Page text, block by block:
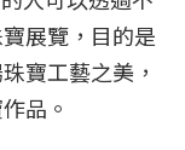
展覽，目的是
寶工藝之美，
品。